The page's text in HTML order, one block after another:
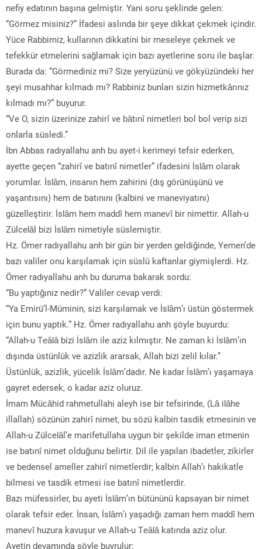
nefiy edatının başına gelmiştir. Yani soru şeklinde gelen:
“Görmez misiniz?” İfadesi aslında bir şeye dikkat çekmek içindir.
Yüce Rabbimiz, kullarının dikkatini bir meseleye çekmek ve
tefekkür etmelerini sağlamak için bazı ayetlerine soru ile başlar.
Burada da: “Görmediniz mi? Size yeryüzünü ve gökyüzündeki her
şeyi musahhar kılmadı mı? Rabbiniz bunları sizin hizmetkârınız
kılmadı mı?” buyurur.
“Ve O, sizin üzerinize zahirî ve bâtınî nimetleri bol bol verip sizi
onlarla süsledi.”
İbn Abbas radıyallahu anh bu ayet-i kerimeyi tefsir ederken,
ayette geçen “zahirî ve batınî nimetler” ifadesini İslâm olarak
yorumlar. İslâm, insanın hem zahirini (dış görünüşünü ve
yaşantısını) hem de batınını (kalbini ve maneviyatını)
güzelleştirir. İslâm hem maddî hem manevî bir nimettir. Allah-u
Zülcelâl bizi İslâm nimetiyle süslemiştir.
Hz. Ömer radıyallahu anh bir gün bir yerden geldiğinde, Yemen’de
bazı valiler onu karşılamak için süslü kaftanlar giymişlerdi. Hz.
Ömer radıyallahu anh bu duruma bakarak sordu:
“Bu yaptığınız nedir?” Valiler cevap verdi:
“Ya Emirü’l-Müminin, sizi karşılamak ve İslâm’ı üstün göstermek
için bunu yaptık.” Hz. Ömer radıyallahu anh şöyle buyurdu:
“Allah-u Teâlâ bizi İslâm ile aziz kılmıştır. Ne zaman ki İslâm’ın
dışında üstünlük ve azizlik ararsak, Allah bizi zelil kılar.”
Üstünlük, azizlik, yücelik İslâm’dadır. Ne kadar İslâm’ı yaşamaya
gayret edersek, o kadar aziz oluruz.
İmam Mücâhid rahmetullahi aleyh ise bir tefsirinde, (Lâ ilâhe
illallah) sözünün zahirî nimet, bu sözü kalbin tasdik etmesinin ve
Allah-u Zülcelâl’e marifetullaha uygun bir şekilde iman etmenin
ise batınî nimet olduğunu belirtir. Dil ile yapılan ibadetler, zikirler
ve bedensel ameller zahirî nimetlerdir; kalbin Allah’ı hakikatle
bilmesi ve tasdik etmesi ise batınî nimetlerdir.
Bazı müfessirler, bu ayeti İslâm’ın bütününü kapsayan bir nimet
olarak tefsir eder. İnsan, İslâm’ı yaşadığı zaman hem maddî hem
manevî huzura kavuşur ve Allah-u Teâlâ katında aziz olur.
Ayetin devamında şöyle buyrulur: